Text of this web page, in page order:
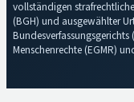
vollständigen
(BGH) und ausgewählter
Menschenrechte (EGMR)